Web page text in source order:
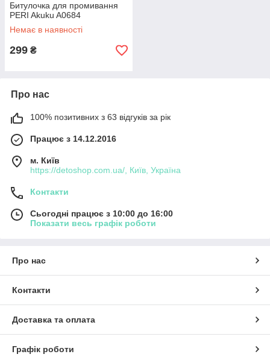
Битулочка для промивання
PERI Akuku A0684
Немає в наявності
299 ₴
Про нас
100% позитивних з 63 відгуків за рік
Працює з 14.12.2016
м. Київ
https://detoshop.com.ua/, Київ, Україна
Контакти
Сьогодні працює з 10:00 до 16:00
Показати весь графік роботи
Про нас
Контакти
Доставка та оплата
Графік роботи